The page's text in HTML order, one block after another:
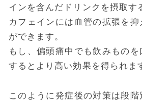
インを含んだドリンクを摂取す
カフェインには血管の拡張を
ができます。
もし、偏頭痛中でも飲みもの
するとより高い効果を得られま
このように発症後の対策は段